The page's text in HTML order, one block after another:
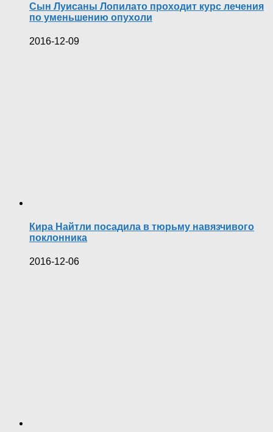
Сын Луисаны Лопилато проходит курс лечения
по уменьшению опухоли
2016-12-09
Кира Найтли посадила в тюрьму навязчивого
поклонника
2016-12-06